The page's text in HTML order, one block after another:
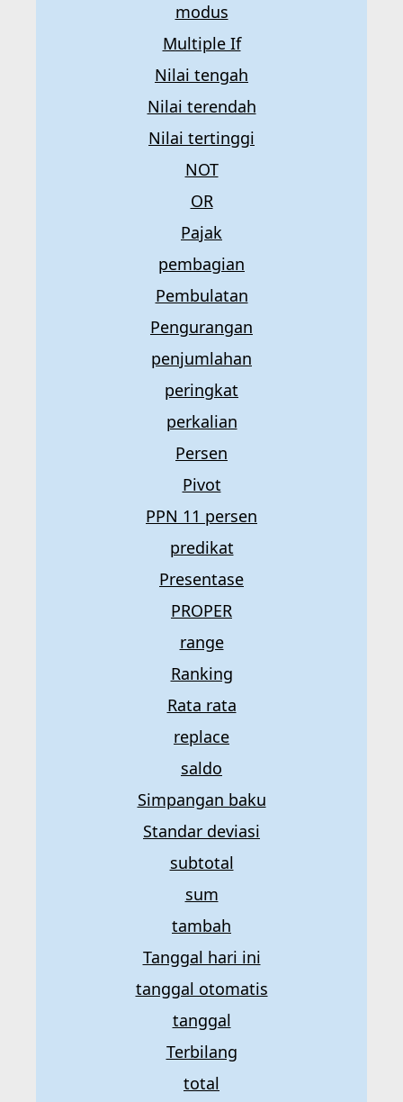
modus
Multiple If
Nilai tengah
Nilai terendah
Nilai tertinggi
NOT
OR
Pajak
pembagian
Pembulatan
Pengurangan
penjumlahan
peringkat
perkalian
Persen
Pivot
PPN 11 persen
predikat
Presentase
PROPER
range
Ranking
Rata rata
replace
saldo
Simpangan baku
Standar deviasi
subtotal
sum
tambah
Tanggal hari ini
tanggal otomatis
tanggal
Terbilang
total